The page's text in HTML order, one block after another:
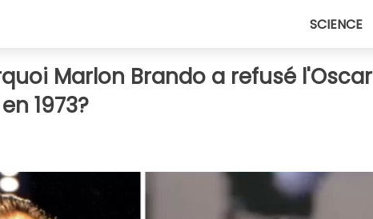
SCIENCE
Marlon Brando a refusé l'Oscar
1973?